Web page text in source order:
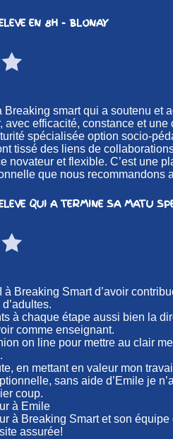
EN 8H - BLONAY
Breaking smart qui a soutenu et
avec efficacité, constance et
spécialisée option socio-
tissé des liens de
novateur et flexible. C’est une
que nous recommandons
QUI A TERMINE SA MATU
à Breaking Smart d’avoir
à chaque étape aussi bien la
comme enseignant.
on line pour mettre au clair
en mettant en valeur mon
sans aide d’Emile je
coup.
à Emile
à Breaking Smart et son équipe
assurée!